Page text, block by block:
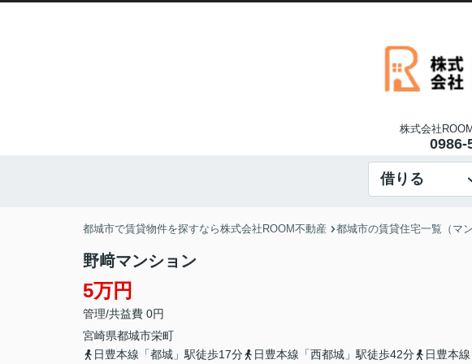
株式会社
0986-
借りる
都城市で賃貸物件を探すなら株式会社ROOM不動産 都城市の賃貸住宅一覧（マ
野﨑マンション
5万円
管理/共益費 0円
宮崎県都城市栄町
日豊本線「都城」駅徒歩17分
日豊本線「西都城」駅徒歩42分 日豊本